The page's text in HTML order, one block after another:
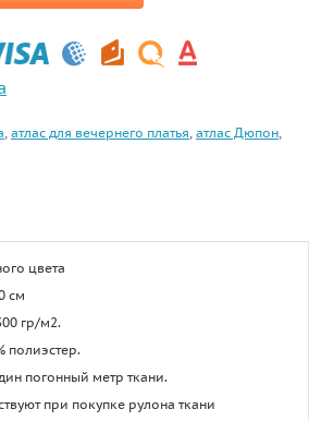
, атлас для вечернего платья, атлас Дюпон,
цвета
см
гр/м2.
полиэстер.
погонный метр ткани.
при покупке рулона ткани